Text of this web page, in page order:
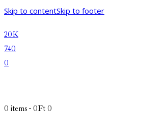
Skip to contentSkip to footer
20K
740
0
0 items - 0Ft 0